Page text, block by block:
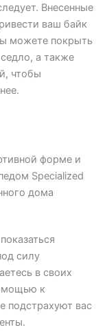
Внесенные
ваш байк
можете покрыть
а также
чтобы
силу
в своих
к
подстрахуют вас